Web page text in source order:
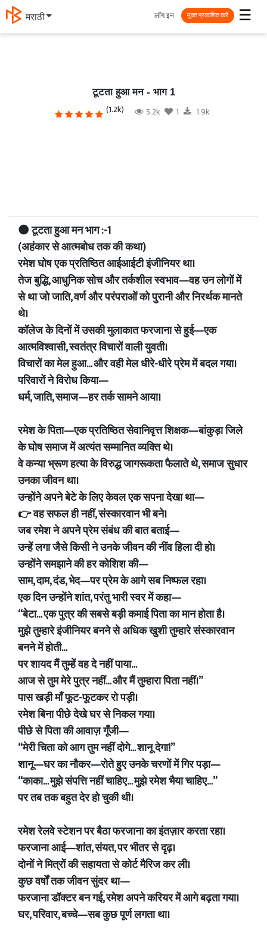
मराठी ☰
लॉग इन मुक्त प्रकाशित करें
टूटता हुआ मन - भाग 1
(1.2k) 5.2k 1 1.9k
🌑 टूटता हुआ मन भाग :-1
(अहंकार से आत्मबोध तक की कथा)
रमेश घोष एक प्रतिष्ठित आईआईटी इंजीनियर था।
तेज बुद्धि, आधुनिक सोच और तर्कशील स्वभाव—वह उन लोगों में
से था जो जाति, वर्ण और परंपराओं को पुरानी और निरर्थक मानते
थे।
कॉलेज के दिनों में उसकी मुलाकात फरजाना से हुई—एक
आत्मविश्वासी, स्वतंत्र विचारों वाली युवती।
विचारों का मेल हुआ… और वही मेल धीरे-धीरे प्रेम में बदल गया।
परिवारों ने विरोध किया—
धर्म, जाति, समाज—हर तर्क सामने आया।
रमेश के पिता—एक प्रतिष्ठित सेवानिवृत्त शिक्षक—बांकुड़ा जिले
के घोष समाज में अत्यंत सम्मानित व्यक्ति थे।
वे कन्या भ्रूण हत्या के विरुद्ध जागरूकता फैलाते थे, समाज सुधार
उनका जीवन था।
उन्होंने अपने बेटे के लिए केवल एक सपना देखा था—
👉 वह सफल ही नहीं, संस्कारवान भी बने।
जब रमेश ने अपने प्रेम संबंध की बात बताई—
उन्हें लगा जैसे किसी ने उनके जीवन की नींव हिला दी हो।
उन्होंने समझाने की हर कोशिश की—
साम, दाम, दंड, भेद—पर प्रेम के आगे सब निष्फल रहा।
एक दिन उन्होंने शांत, परंतु भारी स्वर में कहा—
“बेटा… एक पुत्र की सबसे बड़ी कमाई पिता का मान होता है।
मुझे तुम्हारे इंजीनियर बनने से अधिक खुशी तुम्हारे संस्कारवान
बनने में होती…
पर शायद मैं तुम्हें वह दे नहीं पाया…
आज से तुम मेरे पुत्र नहीं… और मैं तुम्हारा पिता नहीं।”
पास खड़ी माँ फूट-फूटकर रो पड़ी।
रमेश बिना पीछे देखे घर से निकल गया।
पीछे से पिता की आवाज़ गूँजी—
“मेरी चिता को आग तुम नहीं दोगे… शानू देगा!”
शानू—घर का नौकर—रोते हुए उनके चरणों में गिर पड़ा—
“काका… मुझे संपत्ति नहीं चाहिए… मुझे रमेश भैया चाहिए…”
पर तब तक बहुत देर हो चुकी थी।
रमेश रेलवे स्टेशन पर बैठा फरजाना का इंतज़ार करता रहा।
फरजाना आई—शांत, संयत, पर भीतर से दृढ़।
दोनों ने मित्रों की सहायता से कोर्ट मैरिज कर ली।
कुछ वर्षों तक जीवन सुंदर था—
फरजाना डॉक्टर बन गई, रमेश अपने करियर में आगे बढ़ता गया।
घर, परिवार, बच्चे—सब कुछ पूर्ण लगता था।